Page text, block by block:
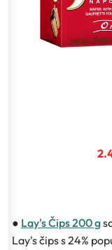
● Lay's Čips 200 g
Lay's čips s 24%